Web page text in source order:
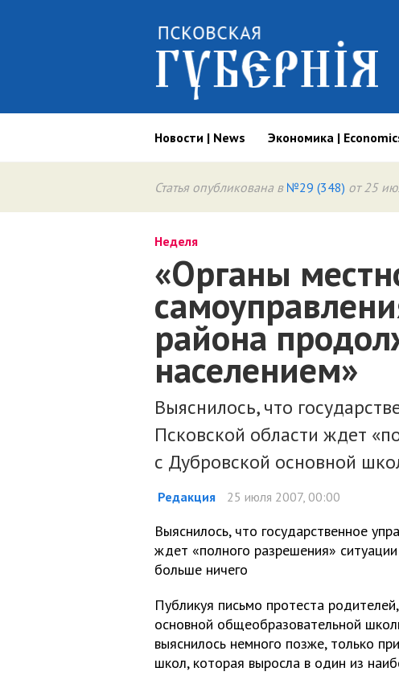
Новости | News Экономика |
Статья опубликована в №29 (348) от 25
Неделя
«Органы
района
населением»
Выяснилось, что
Псковской области ждет
с Дубровской основной
Редакция 25 июля 2007, 00:00
Выяснилось, что государственное
ждет «полного разрешения»
больше ничего
Публикуя письмо протеста
основной общеобразовательной
выяснилось немного позже, только
школ, которая выросла в один из